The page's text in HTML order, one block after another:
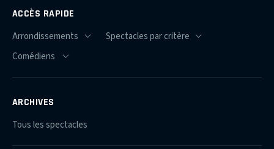
ACCÈS RAPIDE
ARCHIVES
Tous les spectacles